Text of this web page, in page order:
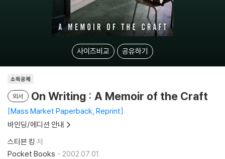
사이즈비교 공유하기
소득공제
외서 On Writing : A Memoir of the Craft
Mass Market Paperback, Reprint
바인딩/에디션 안내
스티븐 킹 저
Pocket Books
2002.07.01.